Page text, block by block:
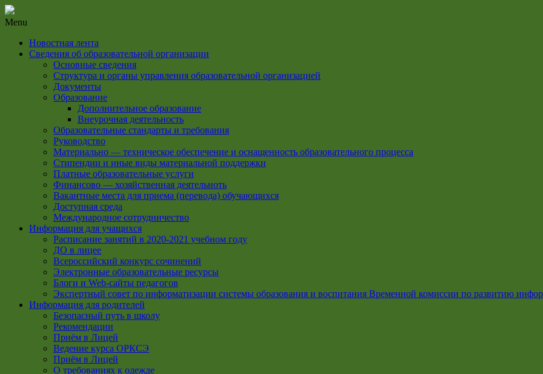
Menu
Новостная лента
Сведения об образовательной организации
Основные сведения
Структура и органы управления образовательной организацией
Документы
Образование
Дополнительное образование
Внеурочная деятельность
Образовательные стандарты и требования
Руководство
Материально — техническое обеспечение и оснащенность образовательного процесса
Стипендии и иные виды материальной поддержки
Платные образовательные услуги
Финансово — хозяйственная деятельноть
Вакантные места для приема (перевода) обучающихся
Доступная среда
Международное сотрудничество
Информация для учащихся
Расписание занятий в 2020-2021 учебном году
ДО в лицее
Всероссийский конкурс сочинений
Электронные образовательные ресурсы
Блоги и Web-сайты педагогов
Экспертный совет по информатизации системы образования и воспитания Временной комиссии по развитию
Информация для родителей
Безопасный путь в школу
Рекомендации
Приём в Лицей
Ведение курса ОРКСЭ
Приём в Лицей
О требованиях к одежде